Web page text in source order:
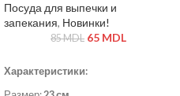
Посуда для выпечки и
запекания, Новинки!
85MDL 65 MDL
Характеристики: